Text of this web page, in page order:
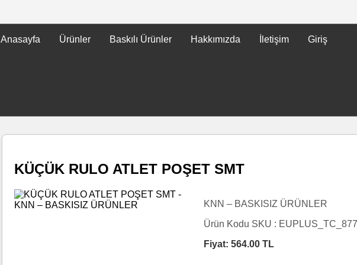
Anasayfa Ürünler Baskılı Ürünler Hakkımızda İletişim Giriş
KÜÇÜK RULO ATLET POŞET SMT
KNN – BASKISIZ ÜRÜNLER
Ürün Kodu SKU : EUPLUS_TC_877
Fiyat: 564.00 TL